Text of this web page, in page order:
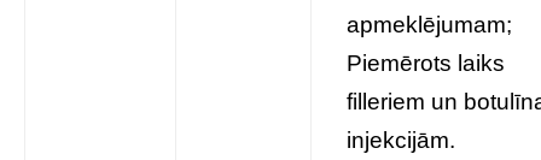
apmeklējumam;
Piemērots laiks
filleriem un
injekcijām.